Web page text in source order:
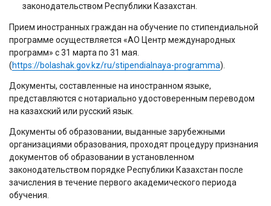
законодательством Республики Казахстан.
Прием иностранных граждан на обучение по стипендиальной
программе осуществляется «АО Центр международных
программ» с 31 марта по 31 мая.
(https://bolashak.gov.kz/ru/stipendialnaya-programma).
Документы, составленные на иностранном языке,
представляются с нотариально удостоверенным переводом
на казахский или русский язык.
Документы об образовании, выданные зарубежными
организациями образования, проходят процедуру признания
документов об образовании в установленном
законодательством порядке Республики Казахстан после
зачисления в течение первого академического периода
обучения.